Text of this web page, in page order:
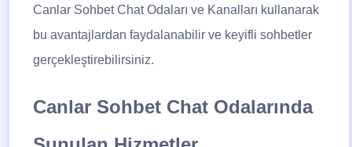
Canlar Sohbet ChatOdaları ve Kanalları kullanarak
bu avantajlardan faydalanabilir ve keyifli sohbetler
gerçekleştirebilirsiniz.
Canlar Sohbet Chat Odalarında